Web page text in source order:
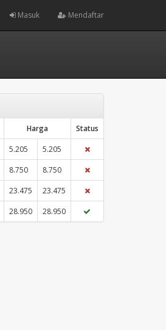
Masuk Mendaftar
Harga
Status
5.205
5.205
8.750
8.750
23.475
23.475
28.950 28.950